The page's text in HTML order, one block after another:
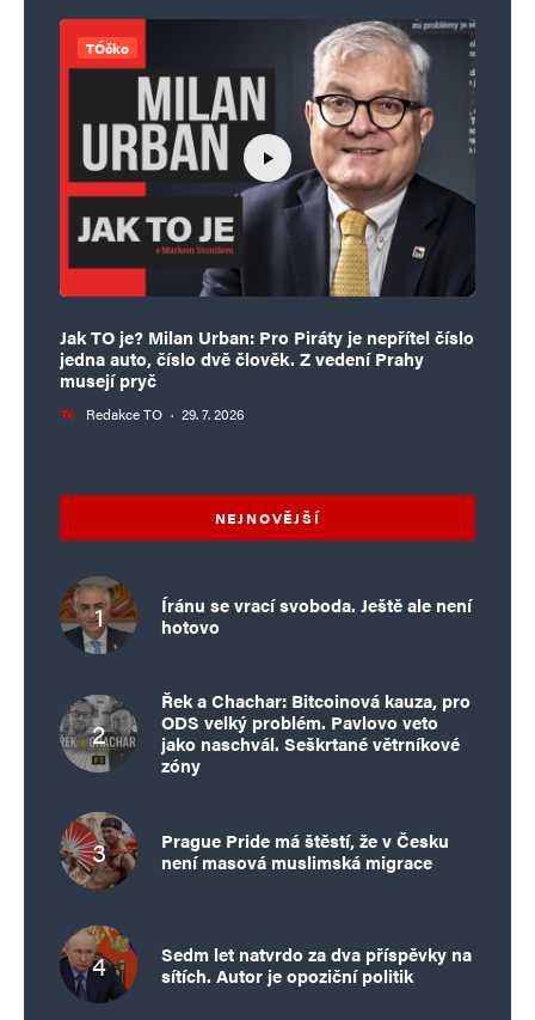
TÓčko
Jak TO je? Milan Urban: Pro Piráty je nepřítel číslo
jedna auto, číslo dvě člověk. Z vedení Prahy
musejí pryč
Redakce TO · 29. 7. 2026
NEJNOVĚJŠÍ
Íránu se vrací svoboda. Ještě ale není
hotovo
Řek a Chachar: Bitcoinová kauza, pro
ODS velký problém. Pavlovo veto
jako naschvál. Seškrtané větrníkové
zóny
Prague Pride má štěstí, že v Česku
není masová muslimská migrace
Sedm let natvrdo za dva příspěvky na
sítích. Autor je opoziční politik